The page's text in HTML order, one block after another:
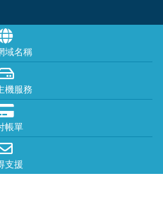
域名稱
機服務
帳單
支援